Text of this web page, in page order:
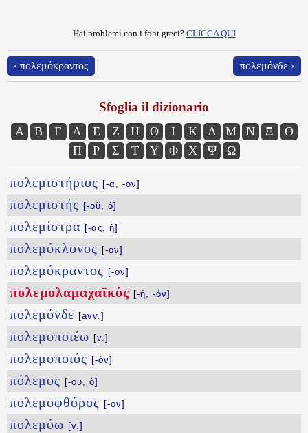
Hai problemi con i font greci? CLICCA QUI
‹ πολεμόκραντος πολεμόνδε ›
Sfoglia il dizionario
Α Β Γ Δ Ε Ζ Η Θ Ι Κ Λ Μ Ν Ξ
Ο
Π
Ρ Σ Τ Υ Φ Χ Ψ Ω
πολεμιστήριος [-α, -ον]
πολεμιστής [-οῦ, ὁ]
πολεμίστρα [-ας, ἡ]
πολεμόκλονος [-ον]
πολεμόκραντος [-ον]
πολεμολαμαχαϊκός [-ή, -όν]
πολεμόνδε [avv.]
πολεμοποιέω [v.]
πολεμοποιός [-όν]
πόλεμος [-ου, ὁ]
πολεμοφθόρος [-ον]
πολεμόω [v.]